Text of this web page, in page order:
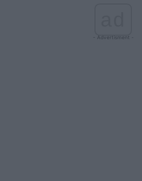
- Advertisment -